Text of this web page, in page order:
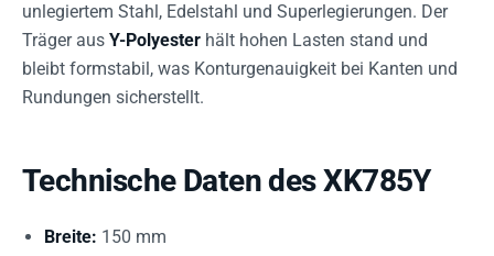
unlegiertem Stahl, Edelstahl und Superlegierungen. Der
Träger aus Y-Polyester hält hohen Lasten stand und
bleibt formstabil, was Konturgenauigkeit bei Kanten und
Rundungen sicherstellt.
Technische Daten des XK785Y
Breite: 150 mm